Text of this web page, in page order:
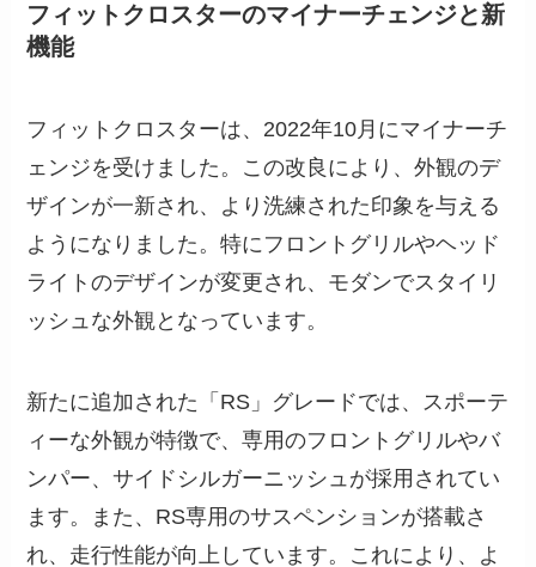
フィットクロスターのマイナーチェンジと新
機能
フィットクロスターは、2022年10月にマイナーチ
ェンジを受けました。この改良により、外観のデ
ザインが一新され、より洗練された印象を与える
ようになりました。特にフロントグリルやヘッド
ライトのデザインが変更され、モダンでスタイリ
ッシュな外観となっています。
新たに追加された「RS」グレードでは、スポーテ
ィーな外観が特徴で、専用のフロントグリルやバ
ンパー、サイドシルガーニッシュが採用されてい
ます。また、RS専用のサスペンションが搭載さ
れ、走行性能が向上しています。これにより、よ